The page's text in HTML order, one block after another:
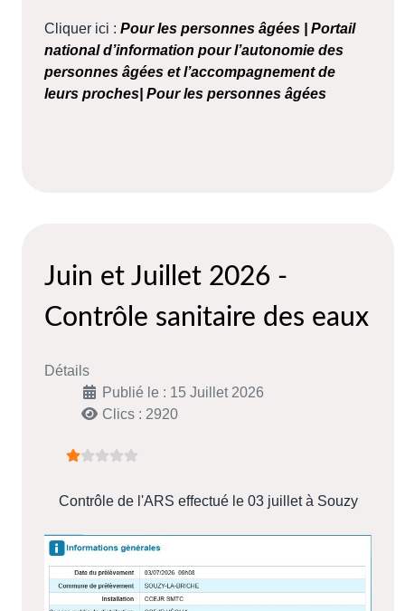
Cliquer ici : Pour les personnes âgées | Portail
national d’information pour l’autonomie des
personnes âgées et l’accompagnement de
leurs proches| Pour les personnes âgées
Juin et Juillet 2026 -
Contrôle sanitaire des eaux
Détails
Publié le : 15 Juillet 2026
Clics : 2920
Contrôle de l'ARS effectué le 03 juillet à Souzy